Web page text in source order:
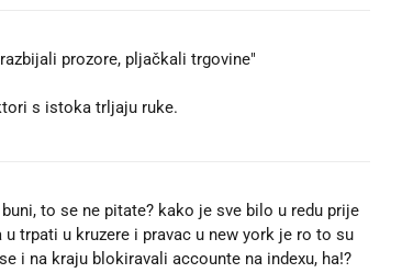
prozore, pljačkali trgovine"
s istoka trljaju ruke.
to se ne pitate? kako je sve bilo u redu prije
trpati u kruzere i pravac u new york je ro to su
i na kraju blokiravali accounte na indexu, ha!?